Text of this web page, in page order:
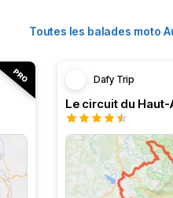
Toutes les balades moto
Dafy Trip
Le circuit du